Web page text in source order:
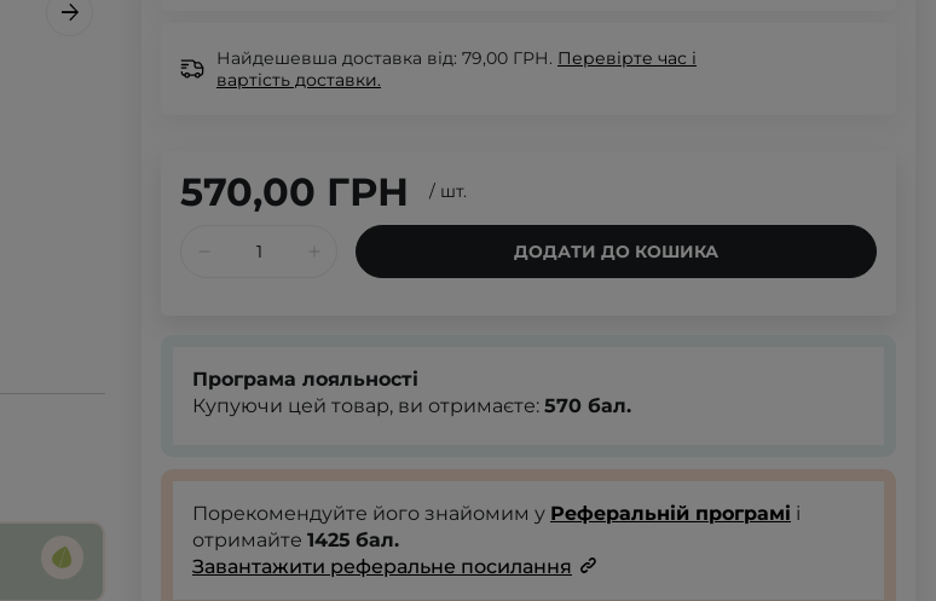
Найдешевша доставка від: 79,00 ГРН. Перевірте час і
вартість доставки.
570,00 ГРН / шт.
ДОДАТИ ДО КОШИКА
Програма лояльності
Купуючи цей товар, ви отримаєте: 570 бал.
Порекомендуйте його знайомим у Реферальній програмі і
отримайте 1425 бал.
Завантажити реферальне посилання